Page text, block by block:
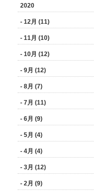
2020
- 12月 (11)
- 11月 (10)
- 10月 (12)
- 9月 (12)
- 8月 (7)
- 7月 (11)
- 6月 (9)
- 5月 (4)
- 4月 (4)
- 3月 (12)
- 2月 (9)